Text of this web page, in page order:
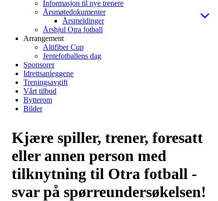
Informasjon til nye trenere
Årsmøtedokumenter
Årsmeldinger
Årshjul Otra fotball
Arrangement
Altifiber Cup
Jentefotballens dag
Sponsorer
Idrettsanleggene
Treningsavgift
Vårt tilbud
Bytterom
Bilder
Kjære spiller, trener, foresatt
eller annen person med
tilknytning til Otra fotball -
svar på spørreundersøkelsen!